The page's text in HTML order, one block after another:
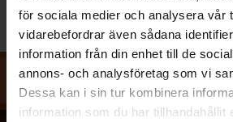
för sociala medier och analysera vår
vidarebefordrar även sådana
information från din enhet till de
annons- och analysföretag som vi
Dessa kan i sin tur kombinera
information som du har tillhandahållit